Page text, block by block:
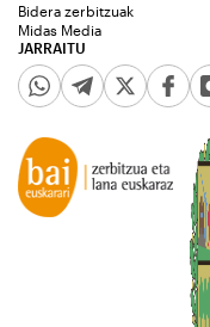
JARRAITU
Bidera zerbitzuak
Midas Media